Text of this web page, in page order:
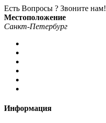
Есть Вопросы ? Звоните нам!
Местоположение
Санкт-Петербург
Информация